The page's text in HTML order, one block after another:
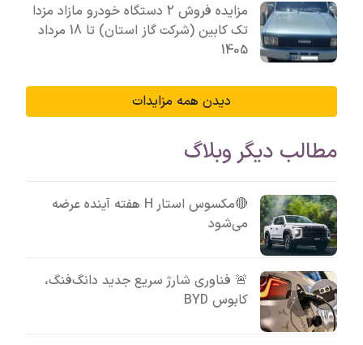
مزایده فروش 2 دستگاه خودرو مازاد مزدا
تک کابین (شرکت گاز استان) تا 18 مرداد
1405
دیدن همه مزایدات
مطالب دیگر وبلاگ
🔴مکسوس استار H هفته آینده عرضه
می‌شود
🚨 فناوری شارژ سریع جدید دانگ‌فنگ،
کابوس BYD